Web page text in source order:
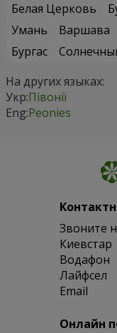
Белая Церковь
Умань
Варшава
Бургас
На других языках:
Укр:Півонії
Eng:Peonies
Звоните
Киевстар
Водафон
Лайфсел
Email
Онлайн